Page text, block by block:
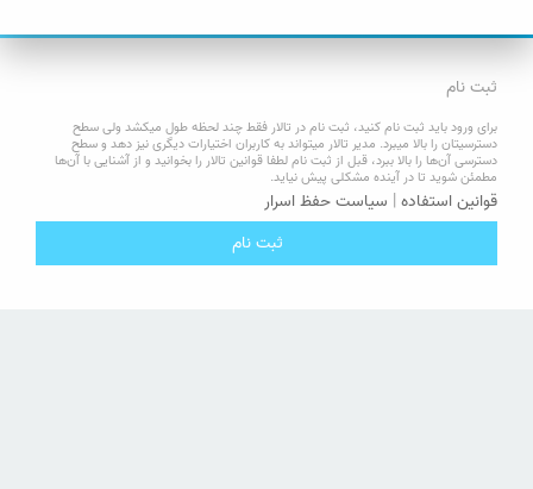
ثبت نام
برای ورود باید ثبت نام کنید، ثبت نام در تالار فقط چند لحظه طول میکشد ولی سطح
دسترسیتان را بالا میبرد. مدیر تالار میتواند به کاربران اختیارات دیگری نیز دهد و سطح
دسترسی آن‌ها را بالا ببرد، قبل از ثبت نام لطفا قوانین تالار را بخوانید و از آشنایی با آن‌ها
مطمئن شوید تا در آینده مشکلی پیش نیاید.
قوانین استفاده | سیاست حفظ اسرار
ثبت نام